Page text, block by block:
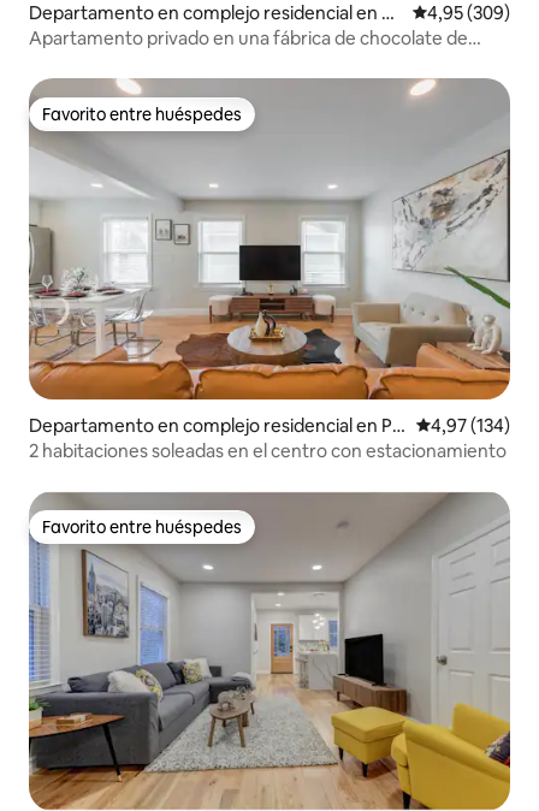
Departamento en complejo residencial en H
opewell
Calificación
4,95 (309)
Apartamento privado en una fábrica de chocolate de
Favorito entre huéspedes
Favorito entre huéspedes
Departamento en complejo residencial en Pri
nceton
Calificación
4,97 (134)
2 habitaciones soleadas en el centro con estacionamiento
Favorito entre huéspedes
Favorito entre huéspedes